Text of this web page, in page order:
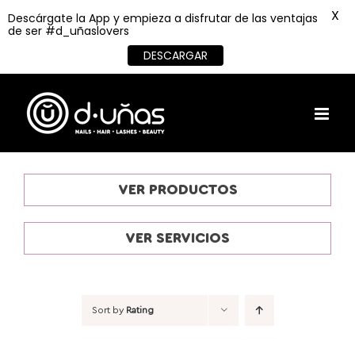
content
VER PRODUCTOS
VER SERVICIOS
Sort by Rating
Descárgate la App y empieza a disfrutar de las ventajas
de ser #d_uñaslovers
DESCARGAR
X